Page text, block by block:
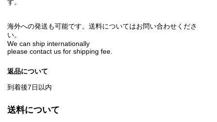
す。
海外への発送も可能です。送料についてはお問い合わせくださ
い。
We can ship internationally
please contact us for shipping fee.
返品について
到着後7日以内
送料について